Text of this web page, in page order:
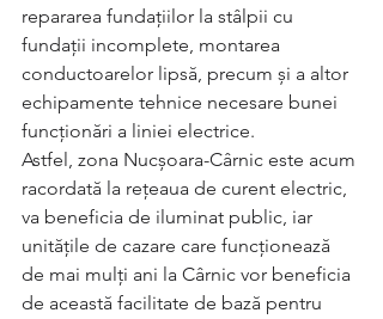
repararea fundațiilor la stâlpii cu
fundații incomplete, montarea
conductoarelor lipsă, precum și a altor
echipamente tehnice necesare bunei
funcționări a liniei electrice.
Astfel, zona Nucșoara-Cârnic este acum
racordată la rețeaua de curent electric,
va beneficia de iluminat public, iar
unitățile de cazare care funcționează
de mai mulți ani la Cârnic vor beneficia
de această facilitate de bază pentru